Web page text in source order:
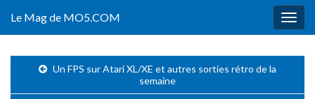
Le Mag de MO5.COM
Un FPS sur Atari XL/XE et autres sorties rétro de la
semaine